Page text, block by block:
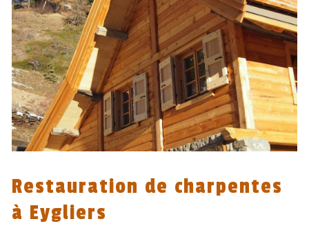
Restauration de charpentes
à Eygliers